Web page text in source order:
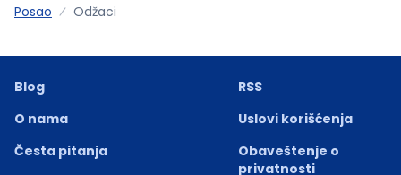
Posao Odžaci
Blog
O nama
Česta pitanja
RSS
Uslovi korišćenja
Obaveštenje o
privatnosti